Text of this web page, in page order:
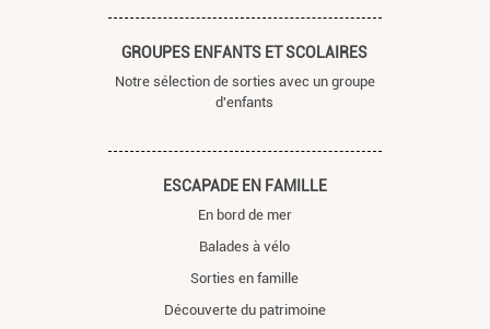
GROUPES ENFANTS ET SCOLAIRES
Notre sélection de sorties avec un groupe
d'enfants
ESCAPADE EN FAMILLE
En bord de mer
Balades à vélo
Sorties en famille
Découverte du patrimoine